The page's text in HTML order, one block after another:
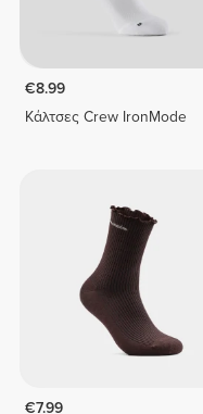
€8.99
Κάλτσες Crew IronMode
€7.99